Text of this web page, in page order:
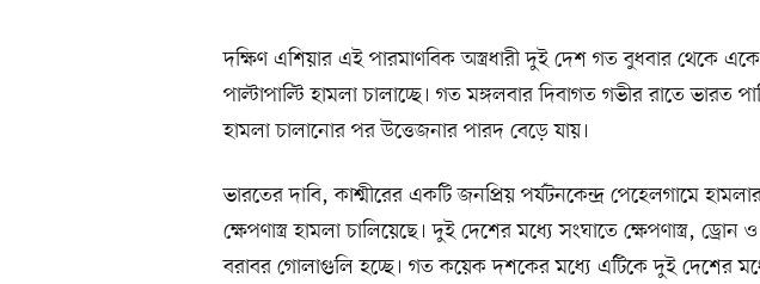
দক্ষিণ এশিয়ার এই পারমাণবিক অস্ত্রধারী দুই দেশ গত বুধবার থেকে
পাল্টাপাল্টি হামলা চালাচ্ছে। গত মঙ্গলবার দিবাগত গভীর রাতে ভারত
হামলা চালানোর পর উত্তেজনার পারদ বেড়ে যায়।
ভারতের দাবি, কাশ্মীরের একটি জনপ্রিয় পর্যটনকেন্দ্র পেহেলগামে
ক্ষেপণাস্ত্র হামলা চালিয়েছে। দুই দেশের মধ্যে সংঘাতে ক্ষেপণাস্ত্র, ড্রোন
বরাবর গোলাগুলি হচ্ছে। গত কয়েক দশকের মধ্যে এটিকে দুই দেশের